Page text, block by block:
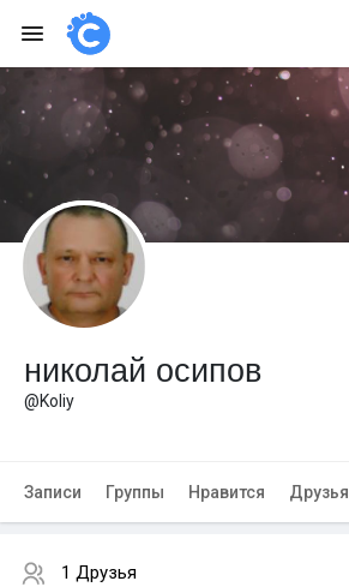
николай осипов
@Koliy
Записи Группы Нравится Друзья
1 Друзья